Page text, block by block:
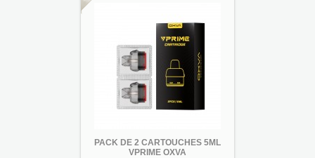
PACK DE 2 CARTOUCHES 5ML
VPRIME OXVA